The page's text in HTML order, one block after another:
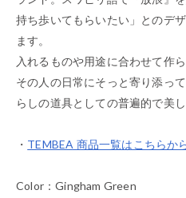
持ち歩いてもらいたい」とのデ
ます。
入れるものや用途に合わせて作
その人の日常にそっと寄り添っ
らしの道具としての普遍的で美
・ TEMBEA 商品一覧はこちらか
Color：Gingham Green